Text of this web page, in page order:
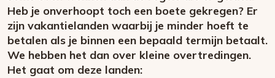
Heb je onverhoopt toch een boete gekregen? Er
zijn vakantielanden waarbij je minder hoeft te
betalen als je binnen een bepaald termijn betaalt.
We hebben het dan over kleine overtredingen.
Het gaat om deze landen: